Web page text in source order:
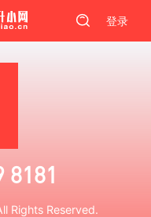
登录
8181
Rights Reserved.